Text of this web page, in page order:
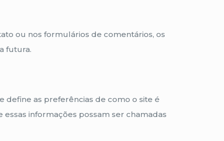
ou nos formulários de comentários, os
futura.
define as preferências de como o site é
informações possam ser chamadas